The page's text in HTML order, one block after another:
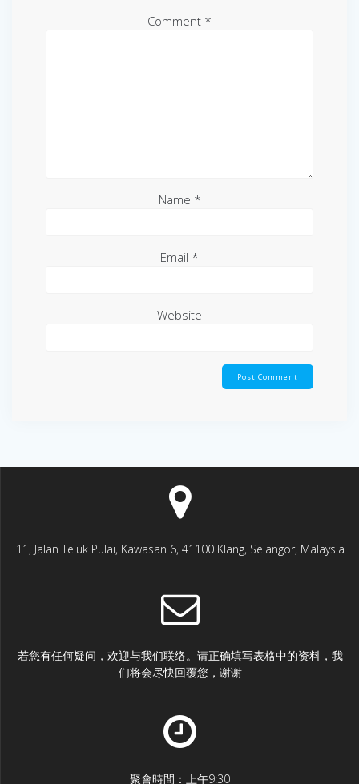
Comment *
Name *
Email *
Website
11, Jalan Teluk Pulai, Kawasan 6, 41100 Klang, Selangor, Malaysia
若您有任何疑问，欢迎与我们联络。请正确填写表格中的资料，我
们将会尽快回覆您，谢谢
聚會時間：上午9:30